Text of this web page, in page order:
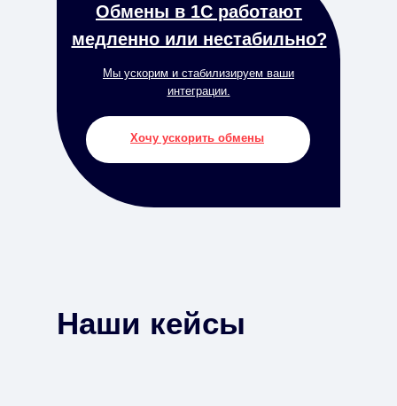
Обмены в 1С работают
медленно или нестабильно?
Мы ускорим и стабилизируем ваши
интеграции.
Хочу ускорить обмены
Наши кейсы